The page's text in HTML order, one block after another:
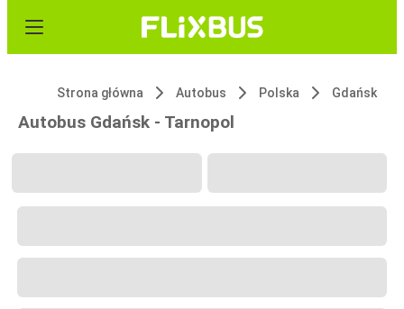
Strona główna Autobus Polska Gdańsk
Autobus Gdańsk - Tarnopol